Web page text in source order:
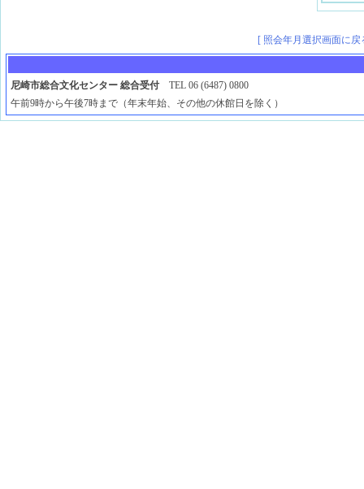
[ 照会年月選択画面に戻
尼崎市総合文化センター 総合受付TEL 06 (6487) 0800
午前9時から午後7時まで（年末年始、その他の休館日を除く）